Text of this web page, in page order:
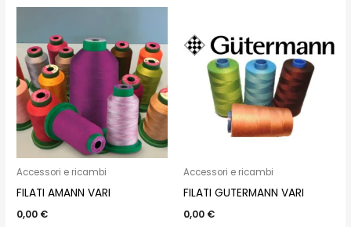
Accessori e ricambi
FILATI AMANN VARI
0,00 €
Accessori e ricambi
FILATI GUTERMANN VARI
0,00 €